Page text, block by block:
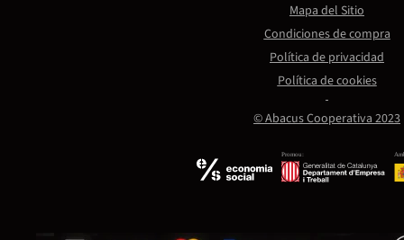
Promou:
© Abacus Cooperativa 2023
Mapa del Sitio
Condiciones de compra
Política de privacidad
Política de cookies